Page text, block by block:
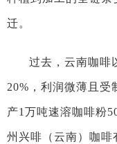
迁。
过去，云南咖啡
20%，利润微薄且受
产1万吨速溶咖啡粉
州兴啡（云南）咖啡